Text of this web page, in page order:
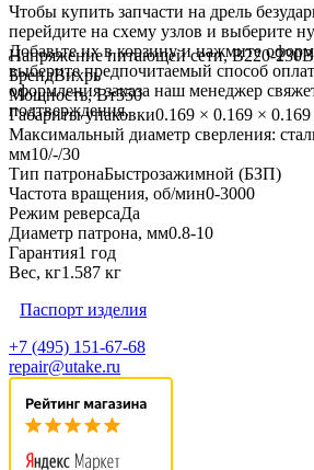
Чтобы купить запчасти на дрель
перейдите на схему узлов и выберите
Добавьте их в корзину и нажмите
выберите предпочитаемый способ
оформления заказа наш менеджер
подтверждения.
Напряжение питающей сети, В220-
БрендВихрь
Мощность, Вт550
Габариты упаковки0.169 × 0.169 ×
Максимальный диаметр сверления:
мм10/-/30
Тип патронаБыстрозажимной (БЗП)
Частота вращения, об/мин0-3000
Режим реверсаДа
Диаметр патрона, мм0.8-10
Гарантия1 год
Вес, кг1.587 кг
Паспорт изделия
+7 (495) 151-67-68
repair@utake.ru